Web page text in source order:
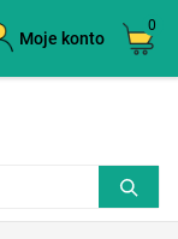
Moje konto
0
×